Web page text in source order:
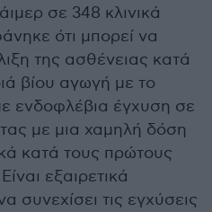
σε 348 κλινικά
ότι μπορεί να
της ασθένειας κατά
βίου αγωγή με το
ενδοφλέβια έγχυση σε
με μια χαμηλή δόση
κατά τους πρώτους
εξαιρετικά
συνεχίσει τις εγχύσεις